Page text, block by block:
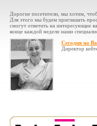
Дорогие посетители, мы хотим,
Для этого мы будем приглашать
смогут ответить на интересующие
конце каждой недели наши
Сегодня на
Директор